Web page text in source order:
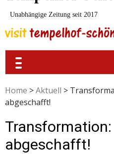
Unabhängige Zeitung seit 2017
Home >Aktuell >
abgeschafft!
abgeschafft!